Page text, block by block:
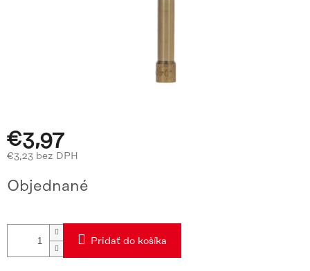
€3,97
€3,23 bez DPH
cena:
Objednané
Pridať do košíka